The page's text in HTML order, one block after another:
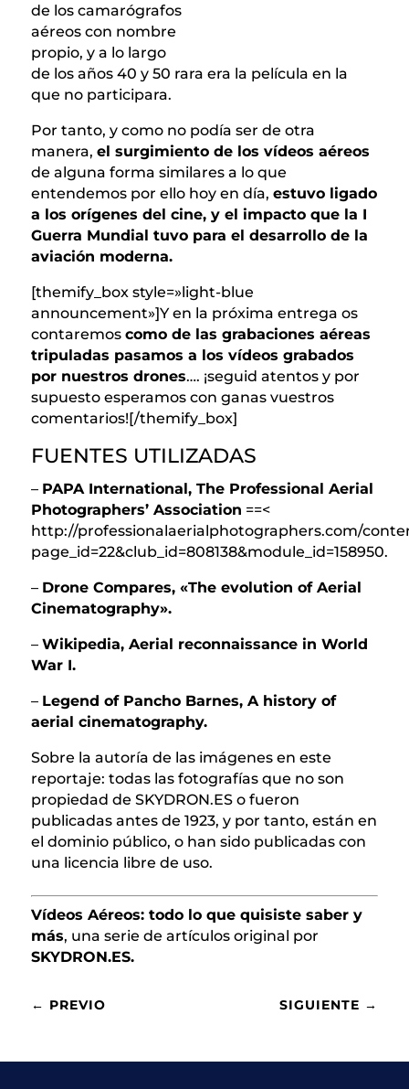
de los camarógrafos
aéreos con nombre
propio, y a lo largo
de los años 40 y 50 rara era la película en la
que no participara.
Por tanto, y como no podía ser de otra
manera, el surgimiento de los vídeos aéreos
de alguna forma similares a lo que
entendemos por ello hoy en día, estuvo ligado
a los orígenes del cine, y el impacto que la I
Guerra Mundial tuvo para el desarrollo de la
aviación moderna.
[themify_box style=»light-blue
announcement»]Y en la próxima entrega os
contaremos como de las grabaciones aéreas
tripuladas pasamos a los vídeos grabados
por nuestros drones…. ¡seguid atentos y por
supuesto esperamos con ganas vuestros
comentarios![/themify_box]
FUENTES UTILIZADAS
– PAPA International, The Professional Aerial
Photographers’ Association ==<
http://professionalaerialphotographers.com/
page_id=22&club_id=808138&module_id=158950.
– Drone Compares, «The evolution of Aerial
Cinematography».
– Wikipedia, Aerial reconnaissance in World
War I.
– Legend of Pancho Barnes, A history of
aerial cinematography.
Sobre la autoría de las imágenes en este
reportaje: todas las fotografías que no son
propiedad de SKYDRON.ES o fueron
publicadas antes de 1923, y por tanto, están en
el dominio público, o han sido publicadas con
una licencia libre de uso.
Vídeos Aéreos: todo lo que quisiste saber y
más, una serie de artículos original por
SKYDRON.ES.
← PREVIO SIGUIENTE →